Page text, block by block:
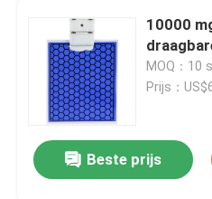
10000
MOQ：10
Prijs：
Beste prijs